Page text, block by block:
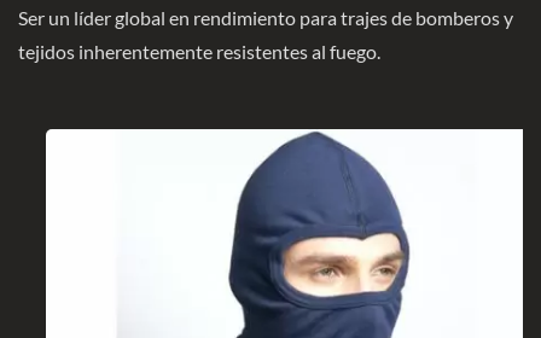
Ser un líder global en rendimiento para trajes de bomberos y
tejidos inherentemente resistentes al fuego.